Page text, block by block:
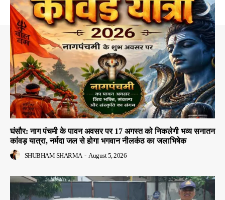
घंसौर: नाग पंचमी के पावन अवसर पर 17 अगस्त को निकलेगी भव्य सनातन
कांवड़ यात्रा, नर्मदा जल से होगा भगवान नीलकंठ का जलाभिषेक
SHUBHAM SHARMA - August 5, 2026